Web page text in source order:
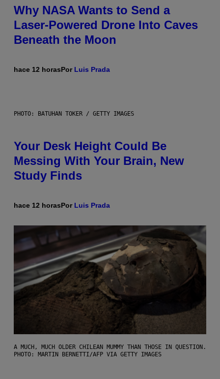
Why NASA Wants to Send a
Laser-Powered Drone Into Caves
Beneath the Moon
hace 12 horasPor Luis Prada
PHOTO: BATUHAN TOKER / GETTY IMAGES
Your Desk Height Could Be
Messing With Your Brain, New
Study Finds
hace 12 horasPor Luis Prada
A MUCH, MUCH OLDER CHILEAN MUMMY THAN THOSE IN QUESTION.
PHOTO: MARTIN BERNETTI/AFP VIA GETTY IMAGES